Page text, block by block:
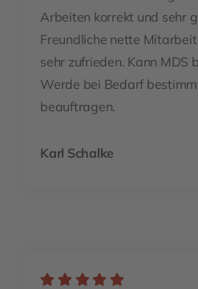
Arbeiten korrekt und sehr
Freundliche nette
sehr zufrieden. Kann MDS
Werde bei Bedarf
beauftragen.
Karl Schalke